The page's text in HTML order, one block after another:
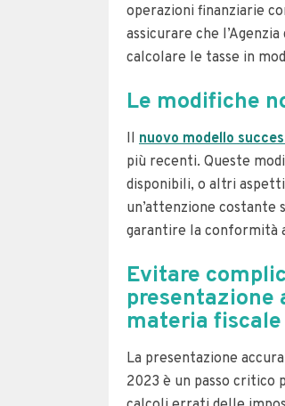
operazioni finanziarie
assicurare che
calcolare le tasse in
Le modifiche
Il nuovo modello
più recenti. Queste
disponibili, o altri
un’attenzione
garantire la conformità
Evitare
presentazione
materia fiscale
La presentazione
2023 è un passo critico